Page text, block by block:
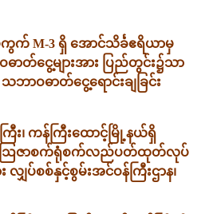
က် M-3 ရှိ အောင်သိင်္ခဧရိယာမှ
တ်ငွေ့များအား ပြည်တွင်း၌သာ
ာဝဓာတ်ငွေ့ရောင်းချခြင်း
း၊ ကန်ကြီးထောင့်မြို့နယ်ရှိ
ေဩဇာစက်ရုံစက်လည်ပတ်ထုတ်လုပ်
လျှပ်စစ်နှင့်စွမ်းအင်ဝန်ကြီးဌာန၊